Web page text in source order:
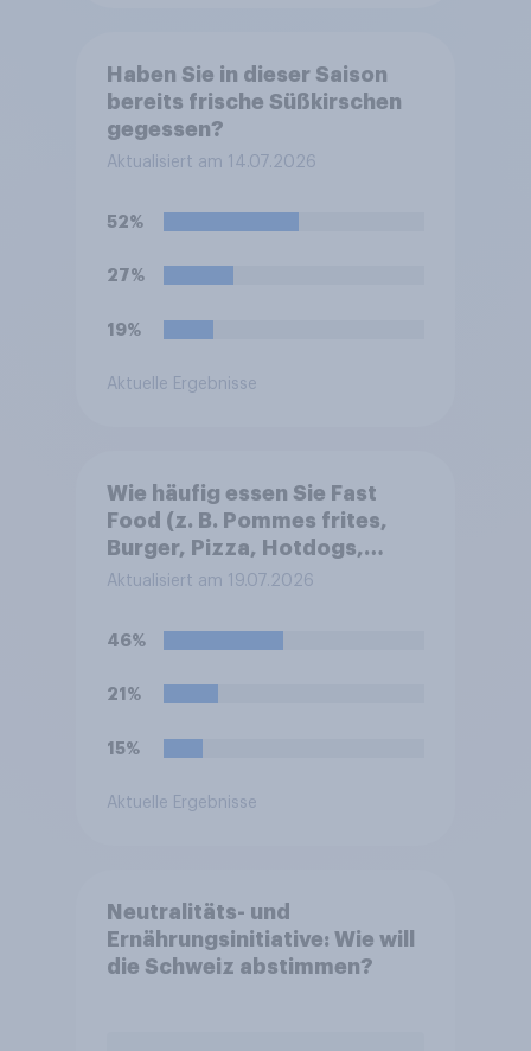
Haben Sie in dieser Saison
bereits frische Süßkirschen
gegessen?
Aktualisiert am 14.07.2026
52%
27%
19%
Aktuelle Ergebnisse
Wie häufig essen Sie Fast
Food (z. B. Pommes frites,
Burger, Pizza, Hotdogs,
Chicken Nuggets oder
Aktualisiert am 19.07.2026
46%
21%
15%
Aktuelle Ergebnisse
Neutralitäts- und
Ernährungsinitiative: Wie will
die Schweiz abstimmen?